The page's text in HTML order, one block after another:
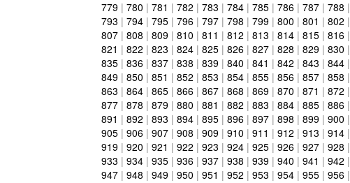
779| 780 | 781 | 782 | 783 | 784| 785| 786| 787| 788 |
793 | 794| 795| 796| 797| 798 | 799| 800 | 801 | 802 |
807| 808 | 809| 810 | 811 | 812 | 813 | 814| 815| 816|
821 | 822 | 823 | 824| 825| 826| 827| 828 | 829| 830 |
835| 836| 837| 838 | 839| 840 | 841 | 842 | 843 | 844|
849| 850 | 851 | 852 | 853 | 854| 855| 856| 857| 858 |
863 | 864| 865| 866| 867| 868 | 869| 870 | 871 | 872 |
877| 878 | 879| 880 | 881 | 882 | 883 | 884| 885| 886|
891 | 892 | 893 | 894| 895| 896| 897| 898 | 899| 900 |
905| 906| 907| 908 | 909| 910 | 911 | 912 | 913 | 914|
919| 920 | 921 | 922 | 923 | 924| 925| 926| 927| 928 |
933 | 934| 935| 936| 937| 938 | 939| 940 | 941 | 942 |
947| 948 | 949| 950 | 951 | 952 | 953 | 954| 955| 956|